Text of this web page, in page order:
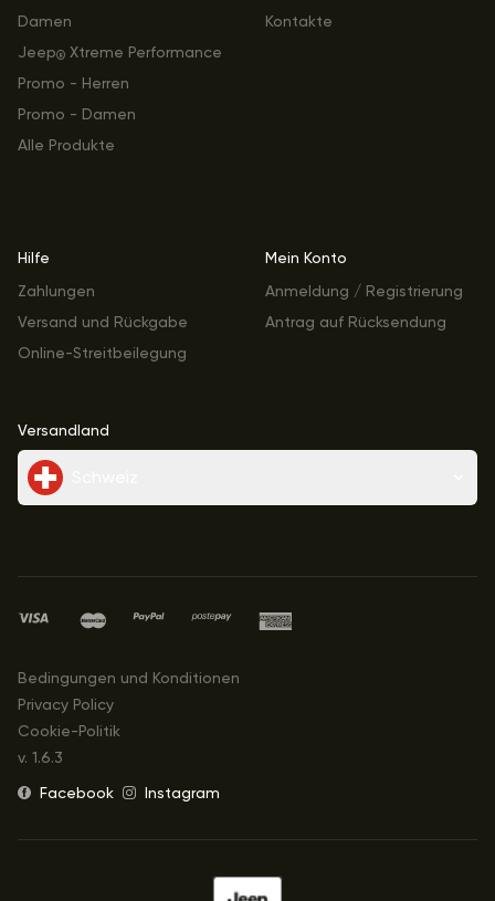
Damen
Jeep® Xtreme Performance
Promo - Herren
Promo - Damen
Alle Produkte
Kontakte
Hilfe
Zahlungen
Versand und Rückgabe
Online-Streitbeilegung
Mein Konto
Anmeldung / Registrierung
Antrag auf Rücksendung
Versandland
Bedingungen und Konditionen
Privacy Policy
Cookie-Politik
v. 1.6.3
Facebook
Instagram